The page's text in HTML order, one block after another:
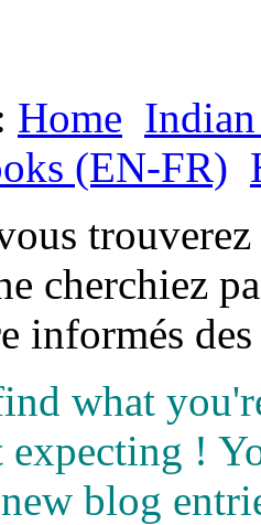
Home
(EN-FR)
cherchiez
informés
what
!
blog